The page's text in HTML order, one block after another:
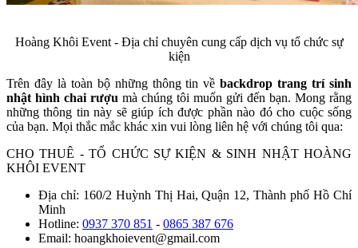
Hoàng Khôi Event - Địa chỉ chuyên cung cấp dịch vụ tổ chức sự
kiện
Trên đây là toàn bộ những thông tin vềbackdrop trang trí sinh
nhật hình chai rượu mà chúng tôi muốn gửi đến bạn. Mong rằng
những thông tin này sẽ giúp ích được phần nào đó cho cuộc sống
của bạn. Mọi thắc mắc khác xin vui lòng liên hệ với chúng tôi qua:
CHO THUÊ - TỔ CHỨC SỰ KIỆN & SINH NHẬT HOÀNG
KHÔI EVENT
Địa chỉ: 160/2 Huỳnh Thị Hai, Quận 12, Thành phố Hồ Chí
Minh
Hotline: 0937 370 851 - 0865 387 676
Email: hoangkhoievent@gmail.com